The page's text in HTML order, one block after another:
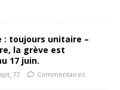
: toujours unitaire –
la grève est
17 juin.
Commentaires